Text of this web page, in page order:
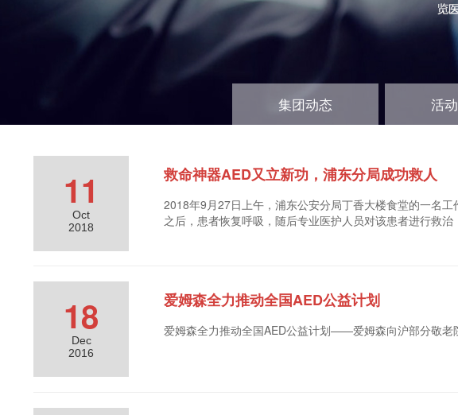
集团动态 活
11
Oct
2018
救命神器AED又立新功，浦东分局成功救人
2018年9月27日上午，浦东公安分局丁香大楼食堂的一名
之后，患者恢复呼吸，随后专业医护人员对该患者进行救治
18
Dec
2016
爱姆森全力推动全国AED公益计划
爱姆森全力推动全国AED公益计划——爱姆森向沪部分敬老